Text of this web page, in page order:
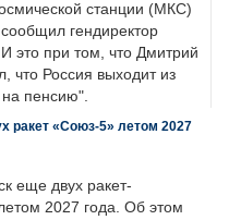
станции (МКС)
гендиректор
это при том, что Дмитрий
что Россия выходит из
на пенсию".
ракет «Союз-5» летом 2027
еще двух ракет-
2027 года. Об этом